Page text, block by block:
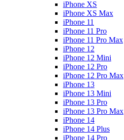
iPhone XS
iPhone XS Max
iPhone 11
iPhone 11 Pro
iPhone 11 Pro Max
iPhone 12
iPhone 12 Mini
iPhone 12 Pro
iPhone 12 Pro Max
iPhone 13
iPhone 13 Mini
iPhone 13 Pro
iPhone 13 Pro Max
iPhone 14
iPhone 14 Plus
iPhone 14 Pro